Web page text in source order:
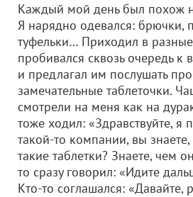
Каждый мой день был похож
Я нарядно одевался: брючки,
туфельки… Приходил в
пробивался сквозь очередь к
и предлагал им послушать
замечательные таблеточки.
смотрели на меня как на
тоже ходил: «Здравствуйте, я
такой-то компании, вы знаете,
такие таблетки? Знаете, чем
то сразу говорил: «Идите
Кто-то соглашался: «Давайте,